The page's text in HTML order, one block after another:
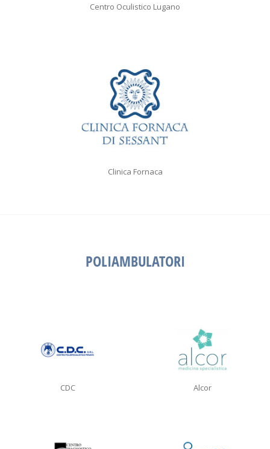
Centro Oculistico Lugano
Clinica Fornaca
POLIAMBULATORI
CDC Alcor